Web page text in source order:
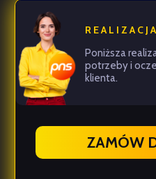
Poniższa
potrzeby i
klienta.
ZAMÓW